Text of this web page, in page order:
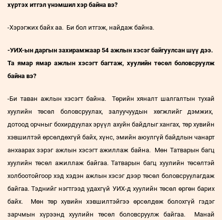
хүртэх итгэл үнэмшил хэр байна вэ?
-Хэрэгжих байх аа. Би бол итгэж, найдаж байна.
-УИХ-ын даргын захирамжаар 54 ажлын хэсэг байгуулсан шүү дээ.
Та ямар ямар ажлын хэсэгт багтаж, хуулийн төсөл боловсруулж
байна вэ?
-Би таван ажлын хэсэгт байна. Төрийн хяналт шалгалтын тухай
хуулийн төсөл боловсруулах, залуучуудын хөгжлийг дэмжих,
дотоод орчныг бохирдуулах эрүүл ахуйн байдлыг хангах, төр хувийн
хэвшилтэй өрсөлдөхгүй байх, хүнс, эмийн аюулгүй байдлын чанарт
анхаарах зэрэг ажлын хэсэгт ажиллаж байна. Мөн Татварын багц
хуулийн төсөл ажиллаж байгаа. Татварын багц хуулийн төсөлтэй
холбоотойгоор хэд хэдэн ажлын хэсэг дээр төсөл боловсруулагдаж
байгаа. Тэднийг нэгтгээд удахгүй УИХ-д хуулийн төсөл өргөн барих
байх. Мөн төр хувийн хэвшилтэйгээ өрсөлдөж болохгүй гэдэг
зарчмын хүрээнд хуулийн төсөл боловсруулж байгаа. Манай